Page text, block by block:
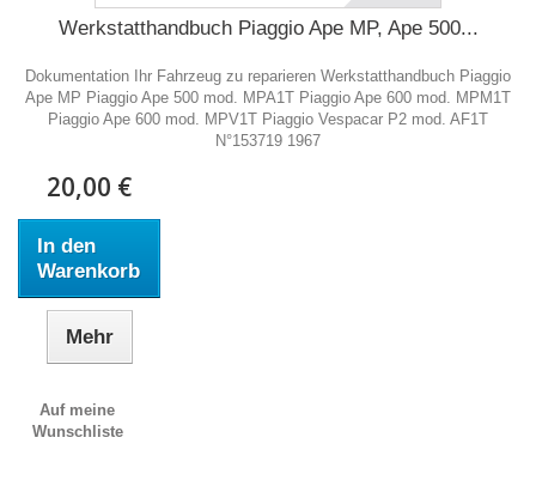
Werkstatthandbuch Piaggio Ape MP, Ape 500...
Dokumentation Ihr Fahrzeug zu reparieren Werkstatthandbuch Piaggio
Ape MP Piaggio Ape 500 mod. MPA1T Piaggio Ape 600 mod. MPM1T
Piaggio Ape 600 mod. MPV1T Piaggio Vespacar P2 mod. AF1T
N°153719 1967
20,00 €
In den
Warenkorb
Mehr
Auf meine
Wunschliste